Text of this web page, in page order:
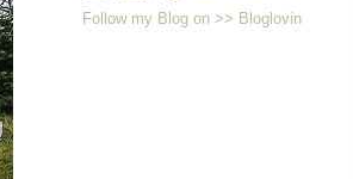
Follow my Blog on >> Bloglovin